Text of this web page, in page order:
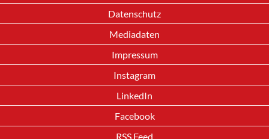
Datenschutz
Mediadaten
Impressum
Instagram
LinkedIn
Facebook
RSS Feed